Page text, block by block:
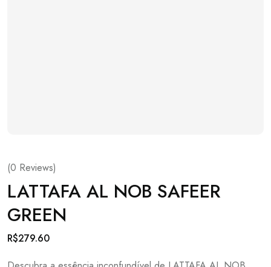
(0 Reviews)
LATTAFA AL NOB SAFEER
GREEN
R$279.60